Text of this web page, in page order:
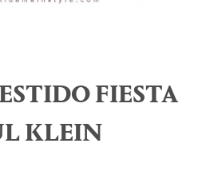
FIESTA
KLEIN